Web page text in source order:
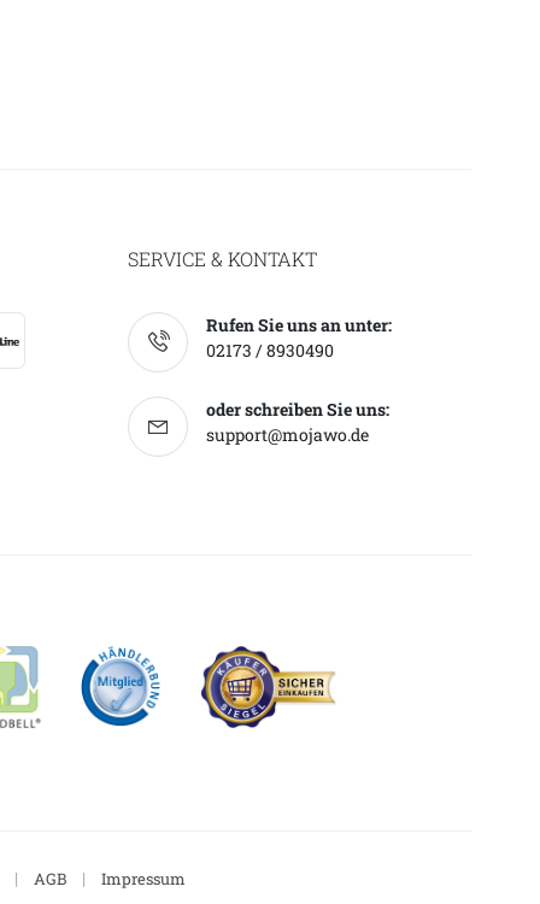
SERVICE & KONTAKT
Rufen Sie uns an unter:
02173 / 8930490
oder schreiben Sie uns:
support@mojawo.de
| AGB | Impressum